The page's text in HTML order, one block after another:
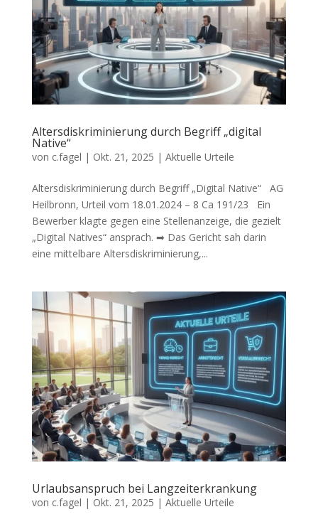
Altersdiskriminierung durch Begriff „digital
Native“
von c.fagel | Okt. 21, 2025 | Aktuelle Urteile
Altersdiskriminierung durch Begriff „Digital Native“ AG
Heilbronn, Urteil vom 18.01.2024 – 8 Ca 191/23 Ein
Bewerber klagte gegen eine Stellenanzeige, die gezielt
„Digital Natives“ ansprach. ➡ Das Gericht sah darin
eine mittelbare Altersdiskriminierung,...
Urlaubsanspruch bei Langzeiterkrankung
von c.fagel | Okt. 21, 2025 | Aktuelle Urteile